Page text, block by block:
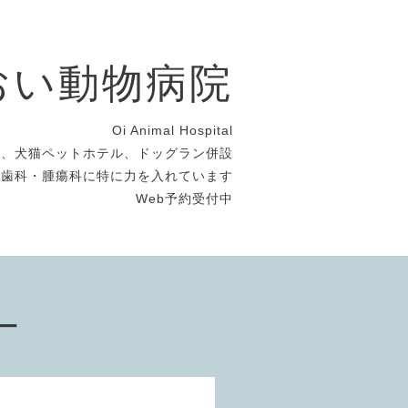
動物病院
Oi Animal Hospital
犬猫ペットホテル、ドッグラン併設
科・腫瘍科に特に力を入れています
Web予約受付中